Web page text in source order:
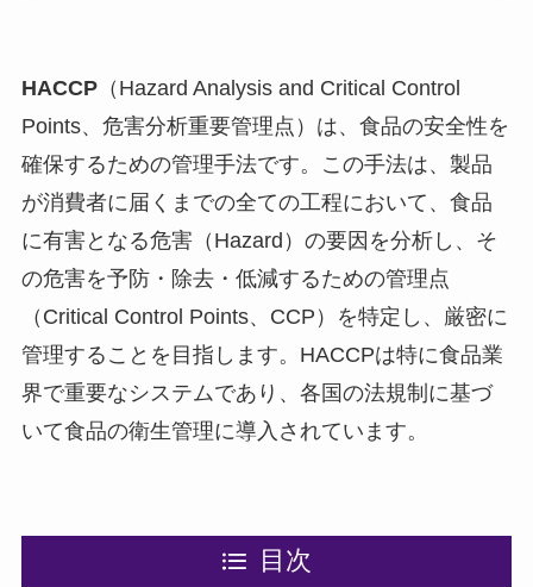
HACCP（Hazard Analysis and Critical Control
Points、危害分析重要管理点）は、食品の安全性を
確保するための管理手法です。この手法は、製品
が消費者に届くまでの全ての工程において、食品
に有害となる危害（Hazard）の要因を分析し、そ
の危害を予防・除去・低減するための管理点
（Critical Control Points、CCP）を特定し、厳密に
管理することを目指します。HACCPは特に食品業
界で重要なシステムであり、各国の法規制に基づ
いて食品の衛生管理に導入されています。
目次